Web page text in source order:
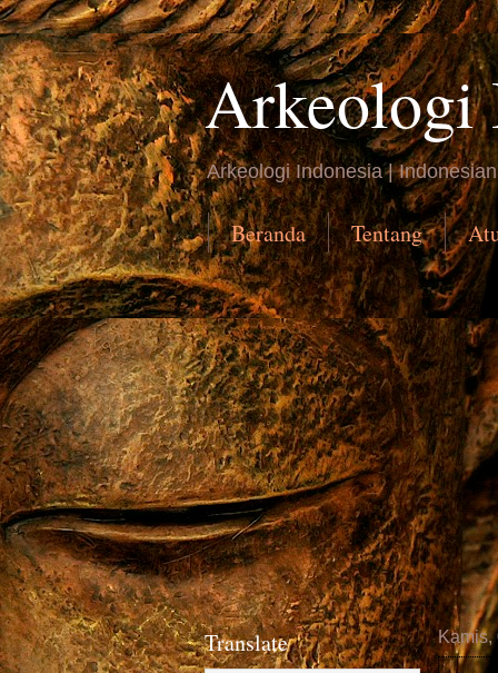
Arkeologi
Arkeologi Indonesia |
Beranda Tentang
Kamis,
Translate